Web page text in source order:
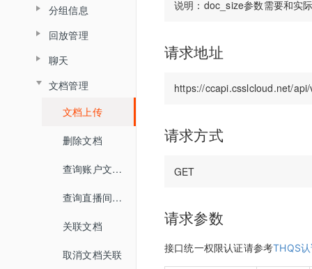
链接获取
回放查看
监课列表
直播间日志
云盘管理
文档库
媒体库
用量统计
服务概览
流量统计
空间统计
音频转写
云课堂时长统计
权限管理
子用户管理
操作记录
已删用户
登录与准备
主界面介绍
角色介绍
登录
界面介绍
发版记录
创建直播间
更新直播间
分组信息
回放管理
查询视频播放链接
查询MP4回放视频信息
添加根据直播删除回放任务
聊天
查询聊天信息
文档管理
文档上传
删除文档
查询账户文档列表
查询直播间文档列表
关联文档
取消文档关联
请求地址
请求方式
请求参数
接口统一权限认证请参考THQS